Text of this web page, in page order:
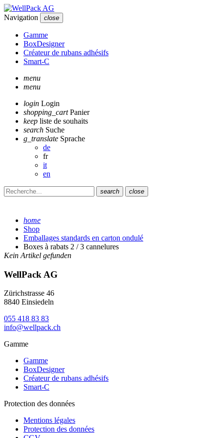
Navigation close
Gamme
BoxDesigner
Créateur de rubans adhésifs
Smart-C
menu
menu
login Login
shopping_cart Panier
keep liste de souhaits
search Suche
g_translate Sprache
de
fr
it
en
search close
home
Shop
Emballages standards en carton ondulé
Boxes à rabats 2 / 3 cannelures
Kein Artikel gefunden
WellPack AG
Zürichstrasse 46
8840 Einsiedeln
055 418 83 83
info@wellpack.ch
Gamme
Gamme
BoxDesigner
Créateur de rubans adhésifs
Smart-C
Protection des données
Mentions légales
Protection des données